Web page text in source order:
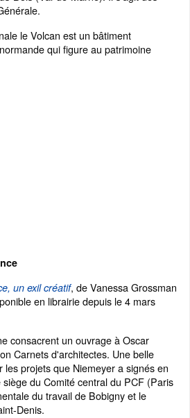
le Volcan est un bâtiment
qui figure au patrimoine
un exil créatif, de Vanessa Grossman
en librairie depuis le 4 mars
consacrent un ouvrage à Oscar
Carnets d'architectes. Une belle
projets que Niemeyer a signés en
du Comité central du PCF (Paris
du travail de Bobigny et le
Denis.